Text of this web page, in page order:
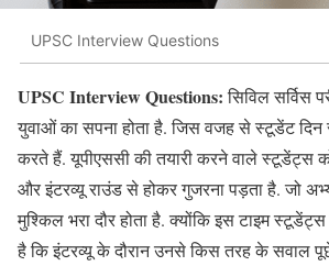
UPSC Interview Questions
UPSC Interview Questions:सिविल सर्विस
युवाओं का सपना होता है. जिस वजह से स्टूडेंट
करते हैं. यूपीएससी की तयारी करने वाले स्टूडेंट्स
और इंटरव्यू राउंड से होकर गुजरना पड़ता है. जो
मुश्किल भरा दौर होता है. क्योंकि इस टाइम
है कि इंटरव्यू के दौरान उनसे किस तरह के सवाल